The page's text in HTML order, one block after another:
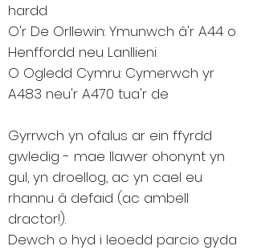
hardd
O'r De Orllewin: Ymunwch â'r A44 o
Henffordd neu Lanllieni
O Ogledd Cymru: Cymerwch yr
A483 neu'r A470 tua'r de
Gyrrwch yn ofalus ar ein ffyrdd
gwledig - mae llawer ohonynt yn
gul, yn droellog, ac yn cael eu
rhannu â defaid (ac ambell
dractor!).
Dewch o hyd i leoedd parcio gyda